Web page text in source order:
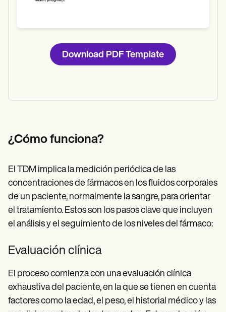
Download PDF Template
¿Cómo funciona?
El TDM implica la medición periódica de las
concentraciones de fármacos en los fluidos corporales
de un paciente, normalmente la sangre, para orientar
el tratamiento. Estos son los pasos clave que incluyen
el análisis y el seguimiento de los niveles del fármaco:
Evaluación clínica
El proceso comienza con una evaluación clínica
exhaustiva del paciente, en la que se tienen en cuenta
factores como la edad, el peso, el historial médico y las